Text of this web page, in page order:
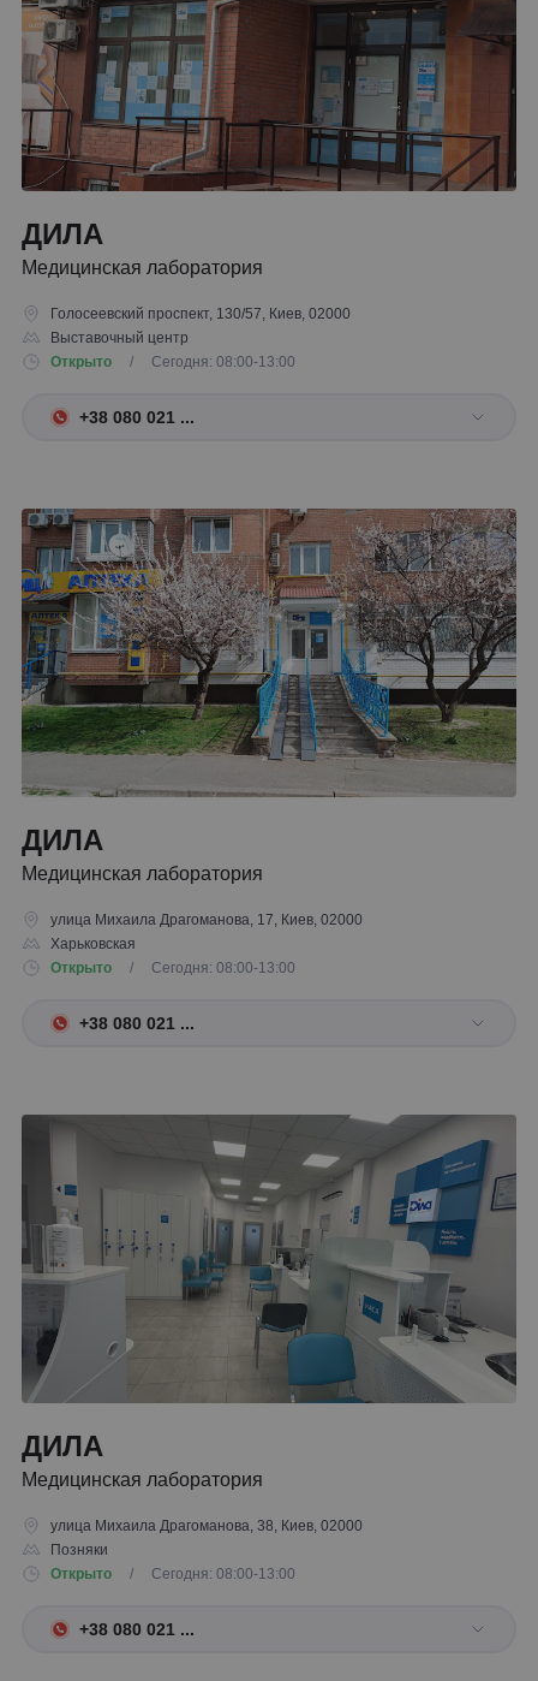
ДИЛА
Медицинская лаборатория
Голосеевский проспект, 130/57, Киев, 02000
Выставочный центр
Открыто
/ Сегодня: 08:00-13:00
+38 080 021 ...
ДИЛА
Медицинская лаборатория
улица Михаила Драгоманова, 17, Киев, 02000
Харьковская
Открыто
/ Сегодня: 08:00-13:00
+38 080 021 ...
ДИЛА
Медицинская лаборатория
улица Михаила Драгоманова, 38, Киев, 02000
Позняки
Открыто
/ Сегодня: 08:00-13:00
+38 080 021 ...